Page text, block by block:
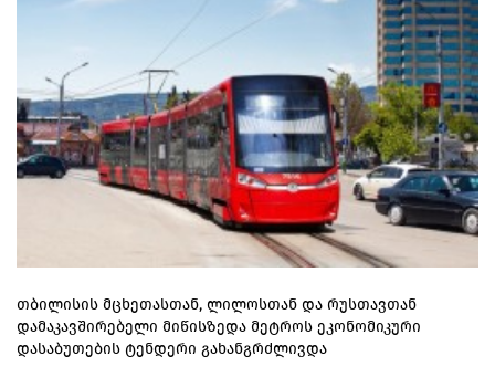
თბილისის მცხეთასთან, ლილოსთან და რუსთავთან
დამაკავშირებელი მიწისზედა მეტროს ეკონომიკური
დასაბუთების ტენდერი გახანგრძლივდა